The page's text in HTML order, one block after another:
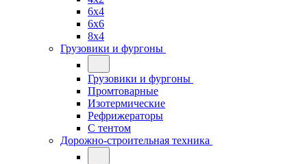
6x4
6x6
8x4
Грузовики и фургоны
Грузовики и фургоны
Промтоварные
Изотермические
Рефрижераторы
С тентом
Дорожно-строительная техника